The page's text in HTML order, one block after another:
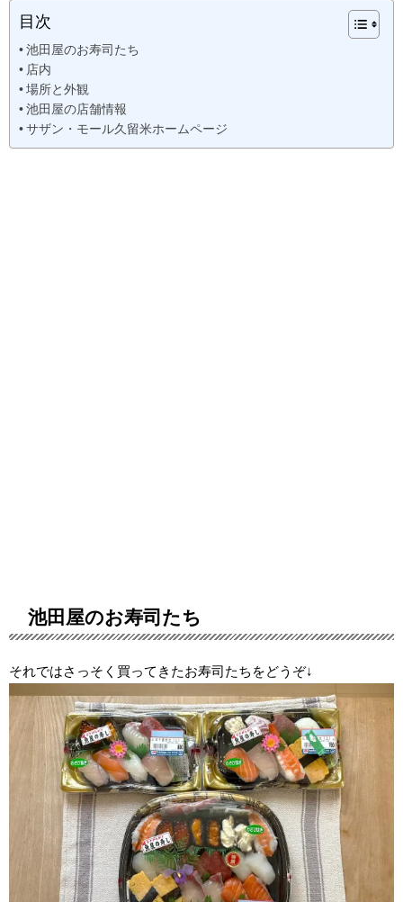
目次
池田屋のお寿司たち
店内
場所と外観
池田屋の店舗情報
サザン・モール久留米ホームページ
池田屋のお寿司たち
それではさっそく買ってきたお寿司たちをどうぞ↓